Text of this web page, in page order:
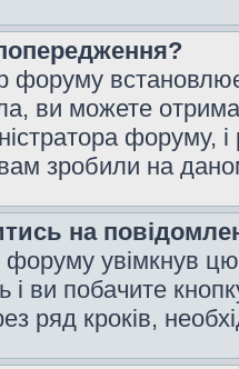
форуму
ви можете
форуму,
зробили на
на
форуму увімкнув
і ви побачите
ряд кроків,